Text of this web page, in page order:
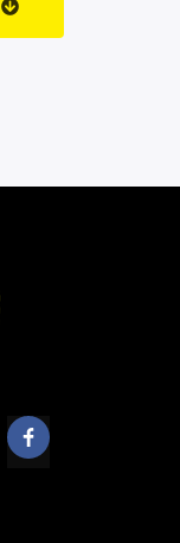
تحميل المزيد من الكوبونات